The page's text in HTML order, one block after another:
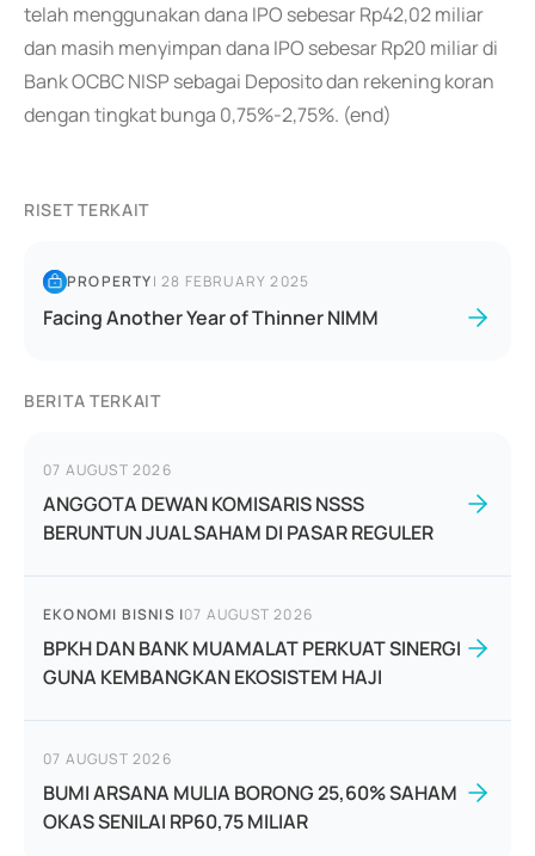
telah menggunakan dana IPO sebesar Rp42,02 miliar
dan masih menyimpan dana IPO sebesar Rp20 miliar di
Bank OCBC NISP sebagai Deposito dan rekening koran
dengan tingkat bunga 0,75%-2,75%. (end)
RISET TERKAIT
PROPERTY|28 FEBRUARY 2025
Facing Another Year of Thinner NIMM
BERITA TERKAIT
07 AUGUST 2026
ANGGOTA DEWAN KOMISARIS NSSS
BERUNTUN JUAL SAHAM DI PASAR REGULER
EKONOMI BISNIS |07 AUGUST 2026
BPKH DAN BANK MUAMALAT PERKUAT SINERGI
GUNA KEMBANGKAN EKOSISTEM HAJI
07 AUGUST 2026
BUMI ARSANA MULIA BORONG 25,60% SAHAM
OKAS SENILAI RP60,75 MILIAR